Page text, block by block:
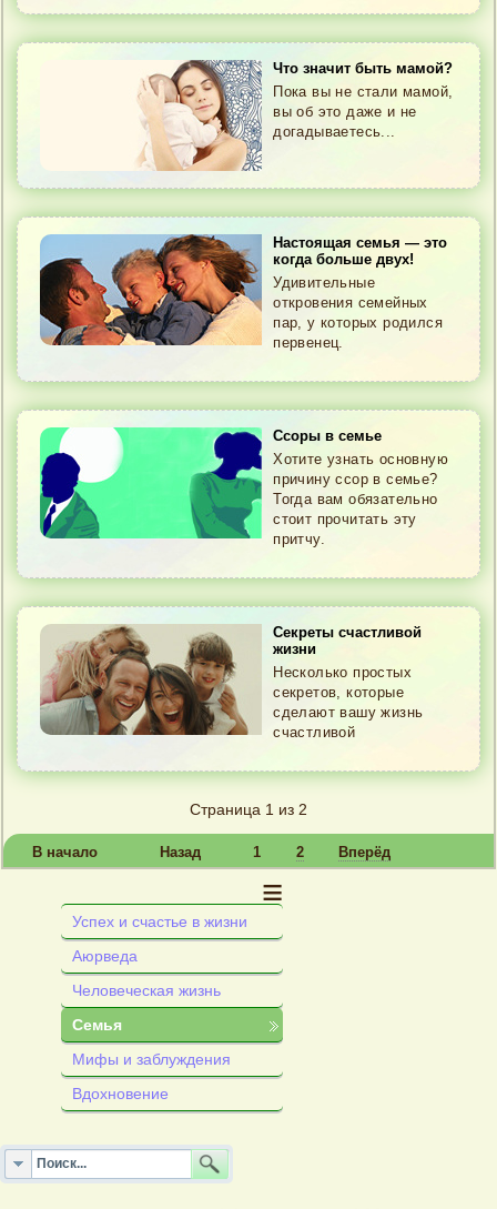
Что значит быть мамой?
Пока вы не стали мамой,
вы об это даже и не
догадываетесь...
Настоящая семья — это
когда больше двух!
Удивительные
откровения семейных
пар, у которых родился
первенец.
Ссоры в семье
Хотите узнать основную
причину ссор в семье?
Тогда вам обязательно
стоит прочитать эту
притчу.
Секреты счастливой
жизни
Несколько простых
секретов, которые
сделают вашу жизнь
счастливой
Страница 1 из 2
В начало Назад 1 2 Вперёд
≡
Успех и счастье в жизни
Аюрведа
Человеческая жизнь
Семья
Мифы и заблуждения
Вдохновение